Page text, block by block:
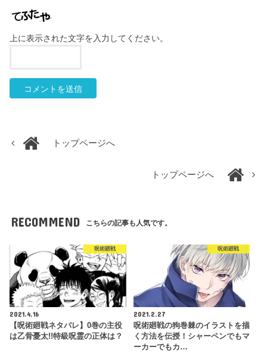
上に表示された文字を入力してください。
トップページへ
トップページへ
RECOMMEND こちらの記事も人気です。
呪術廻戦
2021.4.16
【呪術廻戦ネタバレ】0巻の主役
は乙骨憂太!!特級呪霊の正体は？
呪術廻戦
2021.2.27
呪術廻戦の狗巻棘のイラストを描
く方法を伝授！シャーペンでもマ
ーカーでもカ…